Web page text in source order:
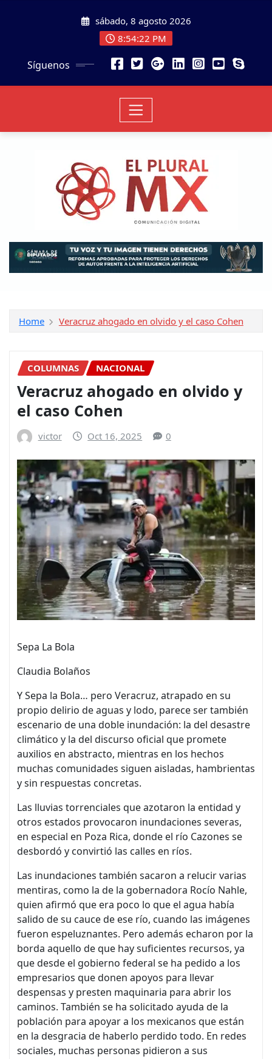
sábado, 8 agosto 2026
8:54:24 PM
Síguenos
Home Veracruz ahogado en olvido y el caso Cohen
COLUMNAS NACIONAL
Veracruz ahogado en olvido y
el caso Cohen
victor Oct 16, 2025 0
Sepa La Bola
Claudia Bolaños
Y Sepa la Bola… pero Veracruz, atrapado en su
propio delirio de aguas y lodo, parece ser también
escenario de una doble inundación: la del desastre
climático y la del discurso oficial que promete
auxilios en abstracto, mientras en los hechos
muchas comunidades siguen aisladas, hambrientas
y sin respuestas concretas.
Las lluvias torrenciales que azotaron la entidad y
otros estados provocaron inundaciones severas,
en especial en Poza Rica, donde el río Cazones se
desbordó y convirtió las calles en ríos.
Las inundaciones también sacaron a relucir varias
mentiras, como la de la gobernadora Rocío Nahle,
quien afirmó que era poco lo que el agua había
salido de su cauce de ese río, cuando las imágenes
fueron espeluznantes. Pero además echaron por la
borda aquello de que hay suficientes recursos, ya
que desde el gobierno federal se ha pedido a los
empresarios que donen apoyos para llevar
despensas y presten maquinaria para abrir los
caminos. También se ha solicitado ayuda de la
población para apoyar a los mexicanos que están
en la desgracia de haberlo perdido todo. En redes
sociales, muchas personas pidieron a sus